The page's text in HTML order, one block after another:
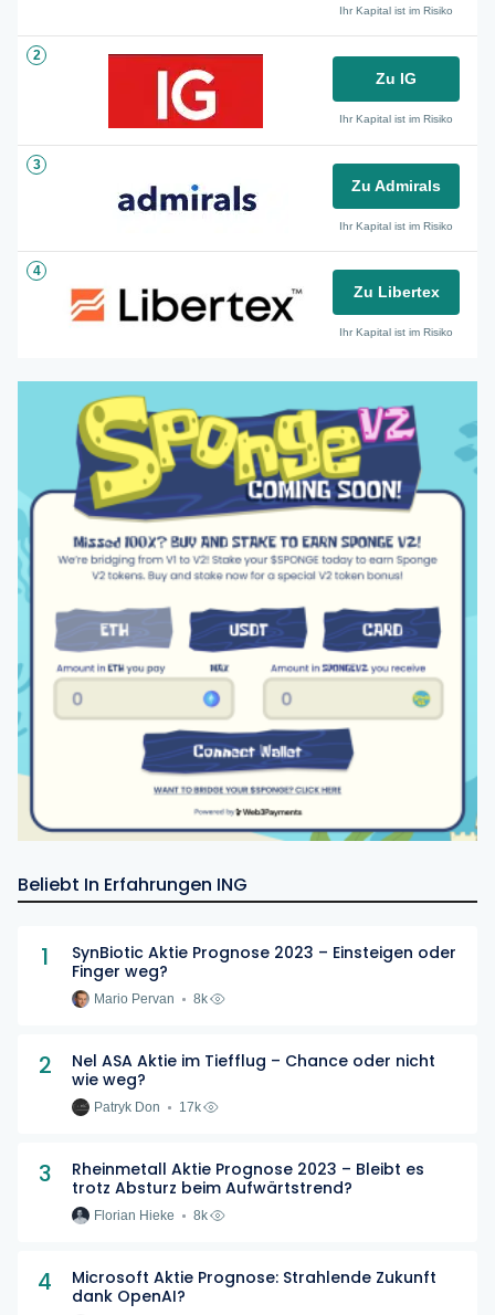
Ihr Kapital ist im Risiko
2
Zu IG
Ihr Kapital ist im Risiko
3
Zu Admirals
Ihr Kapital ist im Risiko
4
Zu Libertex
Ihr Kapital ist im Risiko
Beliebt In Erfahrungen ING
1
SynBiotic Aktie Prognose 2023 – Einsteigen oder
Finger weg?
Mario Pervan 8k
2
Nel ASA Aktie im Tiefflug – Chance oder nicht
wie weg?
Patryk Don 17k
3
Rheinmetall Aktie Prognose 2023 – Bleibt es
trotz Absturz beim Aufwärtstrend?
Florian Hieke 8k
4
Microsoft Aktie Prognose: Strahlende Zukunft
dank OpenAI?